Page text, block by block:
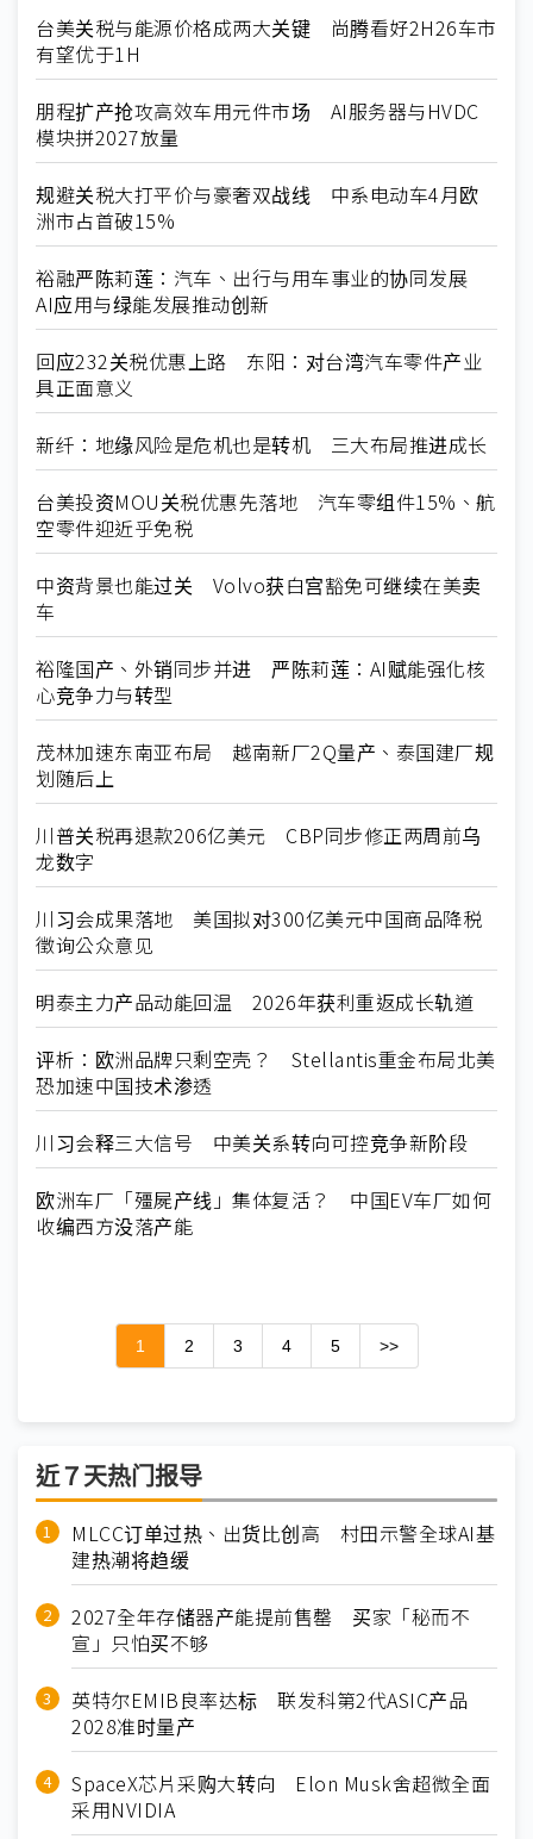
台美关税与能源价格成两大关键 尚腾看好2H26车市
有望优于1H
朋程扩产抢攻高效车用元件市场 AI服务器与HVDC
模块拼2027放量
规避关税大打平价与豪奢双战线 中系电动车4月欧
洲市占首破15%
裕融严陈莉莲：汽车、出行与用车事业的协同发展
AI应用与绿能发展推动创新
回应232关税优惠上路 东阳：对台湾汽车零件产业
具正面意义
新纤：地缘风险是危机也是转机 三大布局推进成长
台美投资MOU关税优惠先落地 汽车零组件15%、航
空零件迎近乎免税
中资背景也能过关 Volvo获白宫豁免可继续在美卖
车
裕隆国产、外销同步并进 严陈莉莲：AI赋能强化核
心竞争力与转型
茂林加速东南亚布局 越南新厂2Q量产、泰国建厂规
划随后上
川普关税再退款206亿美元 CBP同步修正两周前乌
龙数字
川习会成果落地 美国拟对300亿美元中国商品降税
徵询公众意见
明泰主力产品动能回温 2026年获利重返成长轨道
评析：欧洲品牌只剩空壳？ Stellantis重金布局北美
恐加速中国技术渗透
川习会释三大信号 中美关系转向可控竞争新阶段
欧洲车厂「殭屍产线」集体复活？ 中国EV车厂如何
收编西方没落产能
1 2 3 4 5 >>
近７天热门报导
MLCC订单过热、出货比创高 村田示警全球AI基
建热潮将趋缓
2027全年存储器产能提前售罄 买家「秘而不
宣」只怕买不够
英特尔EMIB良率达标 联发科第2代ASIC产品
2028准时量产
SpaceX芯片采购大转向 Elon Musk舍超微全面
采用NVIDIA